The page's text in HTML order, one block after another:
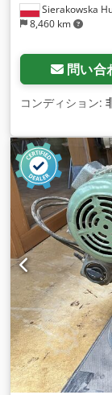
Sierakowska
8,460 km
問い合
コンディション: